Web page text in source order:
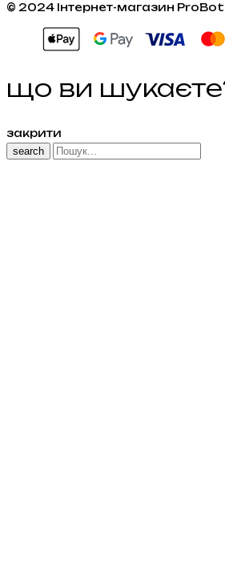
© 2024 Інтернет-магазин ProBot
що ви
закрити
search